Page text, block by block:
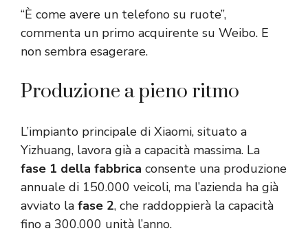
“È come avere un telefono su ruote”,
commenta un primo acquirente su Weibo. E
non sembra esagerare.
Produzione a pieno ritmo
L’impianto principale di Xiaomi, situato a
Yizhuang, lavora già a capacità massima. La
fase 1 della fabbrica consente una produzione
annuale di 150.000 veicoli, ma l’azienda ha già
avviato la fase 2, che raddoppierà la capacità
fino a 300.000 unità l’anno.